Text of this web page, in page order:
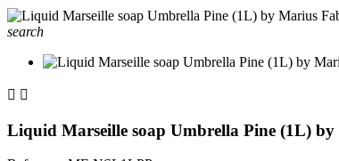
search
 
Liquid Marseille soap Umbrella Pine (1L)